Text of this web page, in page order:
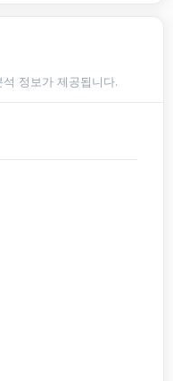
정보가 제공됩니다.